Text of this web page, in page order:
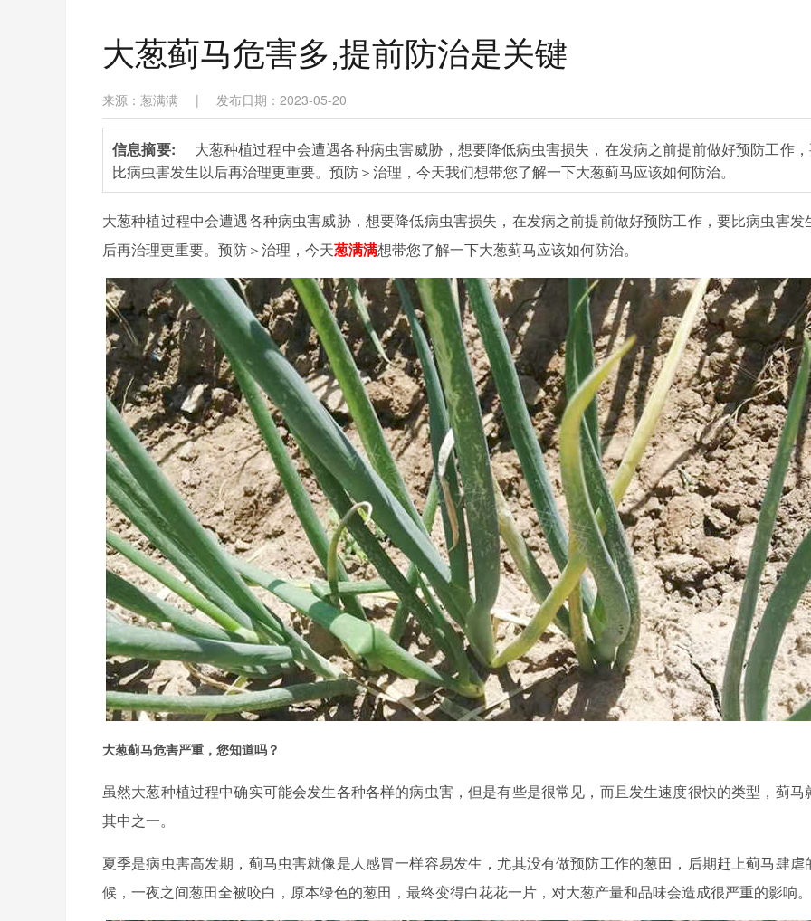
大葱蓟马危害多,提前防治是关键
来源：葱满满 | 发布日期：2023-05-20
信息摘要: 大葱种植过程中会遭遇各种病虫害威胁，想要降低病虫害损失，在发病之前提前做好预防工作
比病虫害发生以后再治理更重要。预防＞治理，今天我们想带您了解一下大葱蓟马应该如何防治。
大葱种植过程中会遭遇各种病虫害威胁，想要降低病虫害损失，在发病之前提前做好预防工作，要比病虫害发
后再治理更重要。预防＞治理，今天葱满满想带您了解一下大葱蓟马应该如何防治。
大葱蓟马危害严重，您知道吗？
虽然大葱种植过程中确实可能会发生各种各样的病虫害，但是有些是很常见，而且发生速度很快的类型，蓟马
其中之一。
夏季是病虫害高发期，蓟马虫害就像是人感冒一样容易发生，尤其没有做预防工作的葱田，后期赶上蓟马肆虐
候，一夜之间葱田全被咬白，原本绿色的葱田，最终变得白花花一片，对大葱产量和品味会造成很严重的影响。